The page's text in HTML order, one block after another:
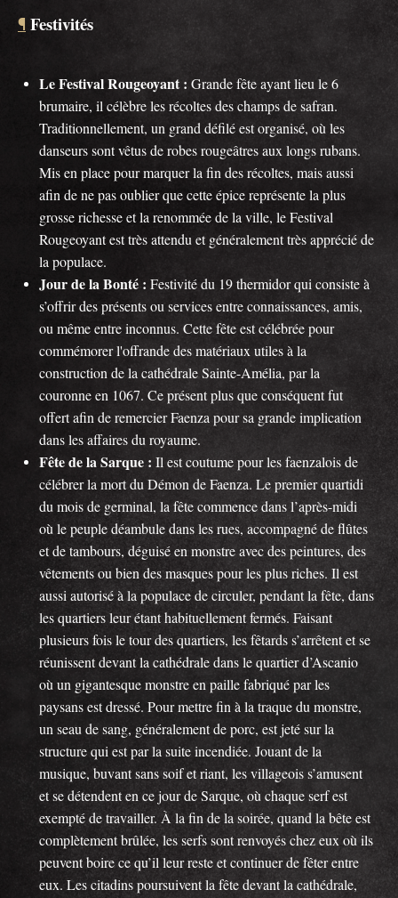
¶ Festivités
Le Festival Rougeoyant : Grande fête ayant lieu le 6
brumaire, il célèbre les récoltes des champs de safran.
Traditionnellement, un grand défilé est organisé, où les
danseurs sont vêtus de robes rougeâtres aux longs rubans.
Mis en place pour marquer la fin des récoltes, mais aussi
afin de ne pas oublier que cette épice représente la plus
grosse richesse et la renommée de la ville, le Festival
Rougeoyant est très attendu et généralement très apprécié de
la populace.
Jour de la Bonté : Festivité du 19 thermidor qui consiste à
s’offrir des présents ou services entre connaissances, amis,
ou même entre inconnus. Cette fête est célébrée pour
commémorer l'offrande des matériaux utiles à la
construction de la cathédrale Sainte-Amélia, par la
couronne en 1067. Ce présent plus que conséquent fut
offert afin de remercier Faenza pour sa grande implication
dans les affaires du royaume.
Fête de la Sarque : Il est coutume pour les faenzalois de
célébrer la mort du Démon de Faenza. Le premier quartidi
du mois de germinal, la fête commence dans l’après-midi
où le peuple déambule dans les rues, accompagné de flûtes
et de tambours, déguisé en monstre avec des peintures, des
vêtements ou bien des masques pour les plus riches. Il est
aussi autorisé à la populace de circuler, pendant la fête, dans
les quartiers leur étant habituellement fermés. Faisant
plusieurs fois le tour des quartiers, les fêtards s’arrêtent et se
réunissent devant la cathédrale dans le quartier d’Ascanio
où un gigantesque monstre en paille fabriqué par les
paysans est dressé. Pour mettre fin à la traque du monstre,
un seau de sang, généralement de porc, est jeté sur la
structure qui est par la suite incendiée. Jouant de la
musique, buvant sans soif et riant, les villageois s’amusent
et se détendent en ce jour de Sarque, où chaque serf est
exempté de travailler. À la fin de la soirée, quand la bête est
complètement brûlée, les serfs sont renvoyés chez eux où ils
peuvent boire ce qu’il leur reste et continuer de fêter entre
eux. Les citadins poursuivent la fête devant la cathédrale,